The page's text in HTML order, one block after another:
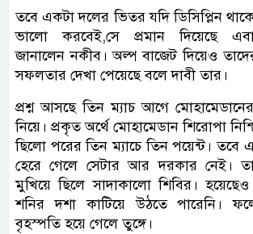
তবে একটা দলের ভিতর যদি ডিসিপ্লিন
ভালো করবেই,সে প্রমান দিয়েছে
জানালেন নকীব। অল্প বাজেট দিয়েও তাদের
সফলতার দেখা পেয়েছে বলে দাবী তার।
প্রশ্ন আসছে তিন ম্যাচ আগে
নিয়ে। প্রকৃত অর্থে মোহামেডান শিরোপা
ছিলো পরের তিন ম্যাচে তিন পয়েন্ট। তবে
হেরে গেলে সেটার আর দরকার নেই।
মুখিয়ে ছিলে সাদাকালো শিবির।
শনির দশা কাটিয়ে উঠতে পারেনি।
বৃহস্পতি হয়ে গেলে তুঙ্গে।